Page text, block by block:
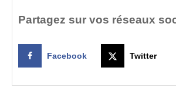
Partagez sur vos réseaux
Facebook Twitter